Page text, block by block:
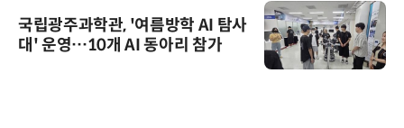
국립광주과학관, '여름방학 AI 탐사
대' 운영…10개 AI 동아리 참가